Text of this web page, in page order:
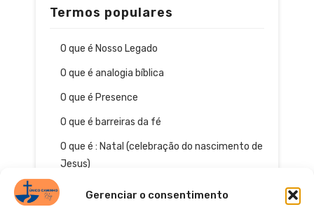
Gerenciar o consentimento
Termos populares
O que é Nosso Legado
O que é analogia bíblica
O que é Presence
O que é barreiras da fé
O que é : Natal (celebração do nascimento de
Jesus)